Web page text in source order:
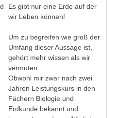
Es gibt nur eine Erde auf der
wir Leben können!
Um zu begreifen wie groß der
Umfang dieser Aussage ist,
gehört mehr wissen als wir
vermuten.
Obwohl mir zwar nach zwei
Jahren Leistungskurs in den
Fächern Biologie und
Erdkunde bekannt und